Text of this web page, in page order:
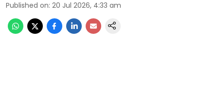
Published on: 20 Jul 2026, 4:33 am